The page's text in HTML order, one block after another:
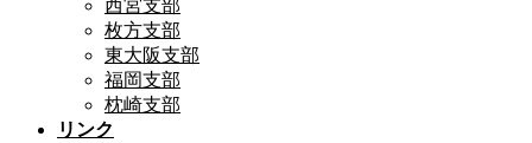
西宮支部
枚方支部
東大阪支部
福岡支部
枕崎支部
リンク